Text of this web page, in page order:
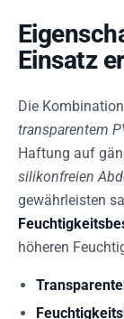
Einsatz
Die
transparentem
Haftung auf
silikonfreien
gewährleisten
höheren